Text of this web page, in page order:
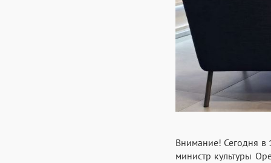
Внимание! Сегодня в
министр культуры